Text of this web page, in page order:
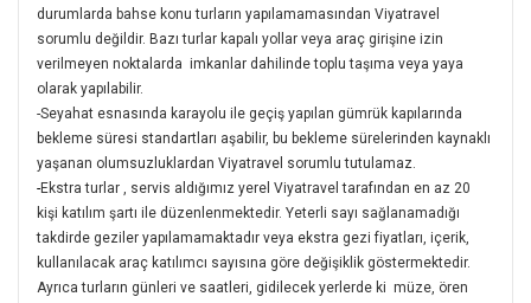
durumlarda bahse konu turların yapılamamasından Viyatravel
sorumlu değildir. Bazı turlar kapalı yollar veya araç girişine izin
verilmeyen noktalarda imkanlar dahilinde toplu taşıma veya yaya
olarak yapılabilir.
-Seyahat esnasında karayolu ile geçiş yapılan gümrük kapılarında
bekleme süresi standartları aşabilir, bu bekleme sürelerinden kaynaklı
yaşanan olumsuzluklardan Viyatravel sorumlu tutulamaz.
-Ekstra turlar , servis aldığımız yerel Viyatravel tarafından en az 20
kişi katılım şartı ile düzenlenmektedir. Yeterli sayı sağlanamadığı
takdirde geziler yapılamamaktadır veya ekstra gezi fiyatları, içerik,
kullanılacak araç katılımcı sayısına göre değişiklik göstermektedir.
Ayrıca turların günleri ve saatleri, gidilecek yerlerde ki müze, ören